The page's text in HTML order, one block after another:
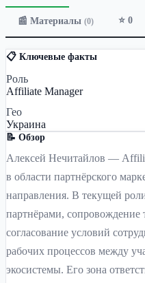
📰 Материалы (0) ⭐ 0
📋 Ключевые факты
Роль
Affiliate Manager
Гео
Украина
📝 Обзор
Алексей Нечитайлов —
в области партнёрского
направления. В текущей
партнёрами,
согласование условий
рабочих процессов между
экосистемы. Его зона